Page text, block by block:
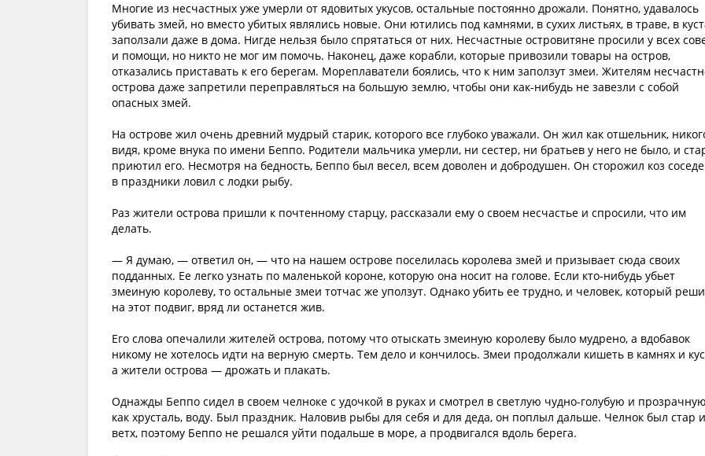
Многие из несчастных уже умерли от ядовитых укусов, остальные постоянно дрожали. Понятно, удавалось
убивать змей, но вместо убитых являлись новые. Они ютились под камнями, в сухих листьях, в траве, в
заползали даже в дома. Нигде нельзя было спрятаться от них. Несчастные островитяне просили у всех
и помощи, но никто не мог им помочь. Наконец, даже корабли, которые привозили товары на остров,
отказались приставать к его берегам. Мореплаватели боялись, что к ним заползут змеи. Жителям
острова даже запретили переправляться на большую землю, чтобы они как-нибудь не завезли с собой
опасных змей.
На острове жил очень древний мудрый старик, которого все глубоко уважали. Он жил как отшельник,
видя, кроме внука по имени Беппо. Родители мальчика умерли, ни сестер, ни братьев у него не было, и
приютил его. Несмотря на бедность, Беппо был весел, всем доволен и добродушен. Он сторожил коз
в праздники ловил с лодки рыбу.
Раз жители острова пришли к почтенному старцу, рассказали ему о своем несчастье и спросили, что им
делать.
— Я думаю, — ответил он, — что на нашем острове поселилась королева змей и призывает сюда своих
подданных. Ее легко узнать по маленькой короне, которую она носит на голове. Если кто-нибудь убьет
змеиную королеву, то остальные змеи тотчас же уползут. Однако убить ее трудно, и человек, который
на этот подвиг, вряд ли останется жив.
Его слова опечалили жителей острова, потому что отыскать змеиную королеву было мудрено, а вдобавок
никому не хотелось идти на верную смерть. Тем дело и кончилось. Змеи продолжали кишеть в камнях и
а жители острова — дрожать и плакать.
Однажды Беппо сидел в своем челноке с удочкой в руках и смотрел в светлую чудно-голубую и
как хрусталь, воду. Был праздник. Наловив рыбы для себя и для деда, он поплыл дальше. Челнок был стар и
ветх, поэтому Беппо не решался уйти подальше в море, а продвигался вдоль берега.